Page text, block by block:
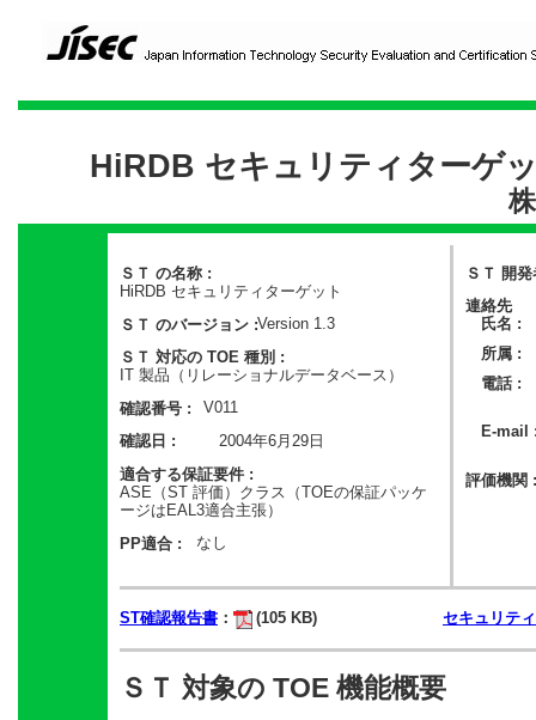
HiRDB セキュリティターゲ
ＳＴ の名称 :
HiRDB セキュリティターゲット
ＳＴ のバージョン :Version 1.3
ＳＴ 対応の TOE 種別 :
IT 製品（リレーショナルデータベース）
確認番号 :
V011
確認日 :
2004年6月29日
適合する保証要件 :
ASE（ST 評価）クラス（TOEの保証パッケ
ージはEAL3適合主張）
PP適合 :
なし
ＳＴ 開
連絡先
氏名 :
所属 :
電話 :
E-mail
評価機関 :
ST確認報告書 ： (105 KB) セキュリテ
ＳＴ 対象の TOE 機能概要